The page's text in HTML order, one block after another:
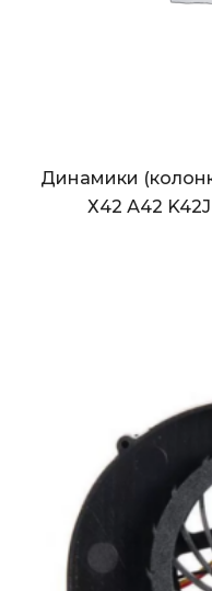
Динамики
Х42 А42